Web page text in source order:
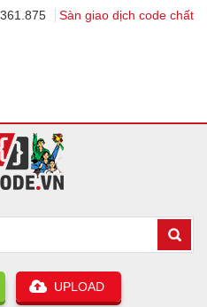
Sàn giao dịch code chất
UPLOAD